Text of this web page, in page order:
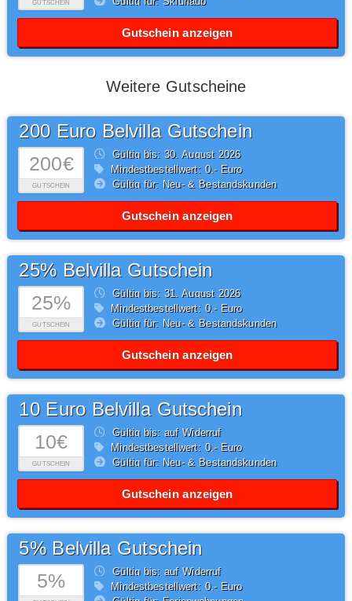
GUTSCHEIN
Gutschein anzeigen
Weitere Gutscheine
200€
GUTSCHEIN
200 Euro Belvilla Gutschein
Gültig bis: 30.August2026
Mindestbestellwert: 0,- Euro
Gültig für: Neu- & Bestandskunden
Gutschein anzeigen
25%
GUTSCHEIN
25% Belvilla Gutschein
Gültig bis: 31.August2026
Mindestbestellwert: 0,- Euro
Gültig für: Neu- & Bestandskunden
Gutschein anzeigen
10€
GUTSCHEIN
10 Euro Belvilla Gutschein
Gültig bis: auf Widerruf
Mindestbestellwert: 0,- Euro
Gültig für: Neu- & Bestandskunden
Gutschein anzeigen
5%
5% Belvilla Gutschein
Gültig bis: auf Widerruf
Mindestbestellwert: 0,- Euro